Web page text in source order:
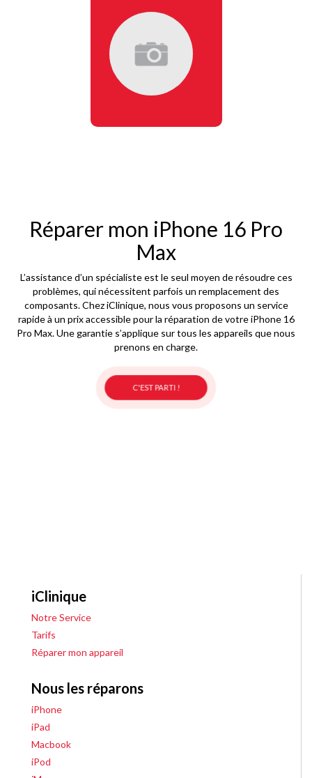
Réparer mon iPhone 16 Pro
Max
L’assistance d’un spécialiste est le seul moyen de résoudre ces
problèmes, qui nécessitent parfois un remplacement des
composants. Chez iClinique, nous vous proposons un service
rapide à un prix accessible pour la réparation de votre iPhone 16
Pro Max. Une garantie s’applique sur tous les appareils que nous
prenons en charge.
C'EST PARTI !
iClinique
Notre Service
Tarifs
Réparer mon appareil
Nous les réparons
iPhone
iPad
Macbook
iPod